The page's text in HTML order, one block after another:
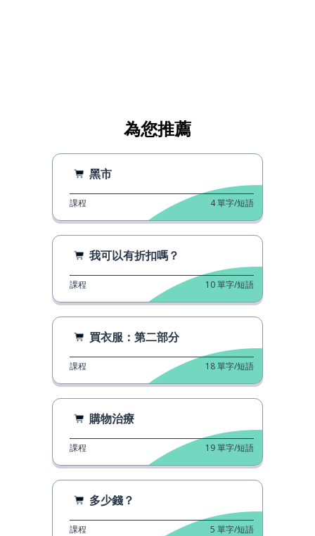
為您推薦
黑市
課程 4單字/短語
我可以有折扣嗎？
課程 10單字/短語
買衣服：第二部分
課程 18單字/短語
購物治療
課程 19單字/短語
多少錢？
課程 5 單字/短語